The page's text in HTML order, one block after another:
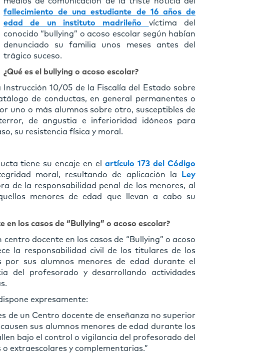
fallecimiento de una estudiante de 16 años de
edad de un instituto madrileño víctima del
conocido “bullying” oacoso escolar según habían
denunciado su familia unos meses antes del
trágico suceso.
¿Qué es el bullying o acoso escolar?
10/05 de la Fiscalía del Estado sobre
de conductas, en general permanentes o
uno o más alumnos sobre otro, susceptibles de
de angustia e inferioridad idóneos para
su resistencia física y moral.
tiene su encaje en elartículo 173 del Código
moral, resultando de aplicación la
Ley
de la responsabilidad penal de los menores, al
menores de edad que llevan a cabo su
en los casos de “Bullying” o acoso escolar?
docente en los casos de “Bullying” o acoso
la responsabilidad civil de los titulares de los
sus alumnos menores de edad durante el
del profesorado y desarrollando actividades
expresamente:
de un Centro docente de enseñanza no superior
sus alumnos menores de edad durante los
bajo el control o vigilancia del profesorado del
extraescolares y complementarias.”